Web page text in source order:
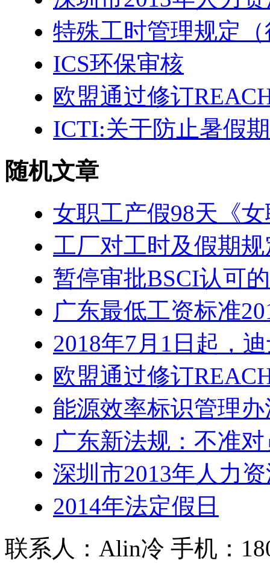
特殊工时管理规定
ICS环保审核
欧盟通过修订
ICTI:关于防止暑假
随机文章
女职工产假98天《
工厂对工时及假期规
暂停审批BSCI认可
广东最低工资标准
2018年7月1日起，
欧盟通过修订
能源效率标识管理办
广东新法规：不准
深圳市2013年人力
2014年法定假日
联系人：Alin冷 手机：